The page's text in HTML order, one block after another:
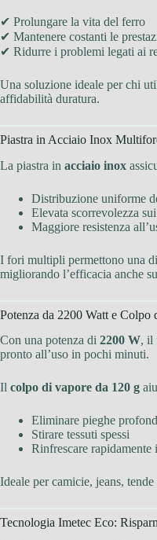
✔ Prolungare la vita del ferro
✔ Mantenere costanti le
✔ Ridurre i problemi legati ai
Una soluzione ideale per chi
affidabilità duratura.
Piastra in Acciaio Inox
La piastra in acciaio inox
Distribuzione uniforme
Elevata scorrevolezza
Maggiore resistenza
I fori multipli permettono una
migliorando l’efficacia anche
Potenza da 2200 Watt e Colpo
Con una potenza di 2200 W, il
pronto all’uso in pochi minuti.
Il colpo di vapore da 120 g
Eliminare pieghe
Stirare tessuti spessi
Rinfrescare rapidamente
Ideale per camicie, jeans,
Tecnologia Imetec Eco: